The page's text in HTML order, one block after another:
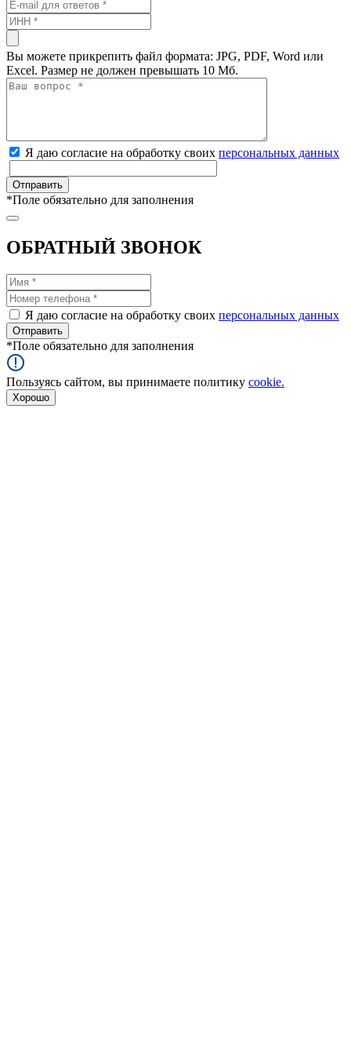
Вы можете прикрепить файл формата: JPG, PDF, Word или
Excel. Размер не должен превышать 10 Мб.
Я даю согласие на обработку своих персональных данных
*Поле обязательно для заполнения
ОБРАТНЫЙ ЗВОНОК
Я даю согласие на обработку своих персональных данных
*Поле обязательно для заполнения
Пользуясь сайтом, вы принимаете политику cookie.
Хорошо